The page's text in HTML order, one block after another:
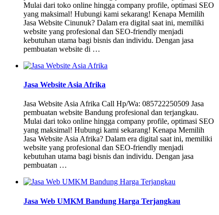
Mulai dari toko online hingga company profile, optimasi SEO
yang maksimal! Hubungi kami sekarang! Kenapa Memilih
Jasa Website Cinunuk? Dalam era digital saat ini, memiliki
website yang profesional dan SEO-friendly menjadi
kebutuhan utama bagi bisnis dan individu. Dengan jasa
pembuatan website di …
Jasa Website Asia Afrika
Jasa Website Asia Afrika Call Hp/Wa: 085722250509 Jasa
pembuatan website Bandung profesional dan terjangkau.
Mulai dari toko online hingga company profile, optimasi SEO
yang maksimal! Hubungi kami sekarang! Kenapa Memilih
Jasa Website Asia Afrika? Dalam era digital saat ini, memiliki
website yang profesional dan SEO-friendly menjadi
kebutuhan utama bagi bisnis dan individu. Dengan jasa
pembuatan …
Jasa Web UMKM Bandung Harga Terjangkau